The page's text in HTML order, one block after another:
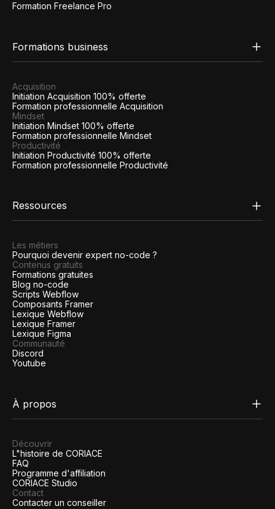
Formation Freelance Pro
Formations business
Acquisition
Initiation Acquisition 100% offerte
Formation professionnelle Acquisition
Mindset
Initiation Mindset 100% offerte
Formation professionnelle Mindset
Productivité
Initiation Productivité 100% offerte
Formation professionnelle Productivité
Ressources
Les métiers
Pourquoi devenir expert no-code ?
Contenus gratuits
Formations gratuites
Blog no-code
Scripts Webflow
Composants Framer
Lexique Webflow
Lexique Framer
Lexique Figma
Communauté
Discord
Youtube
À propos
Découvrir
L"histoire de CORIACE
FAQ
Programme d'affiliation
CORIACE Studio
Contact
Contacter un conseiller